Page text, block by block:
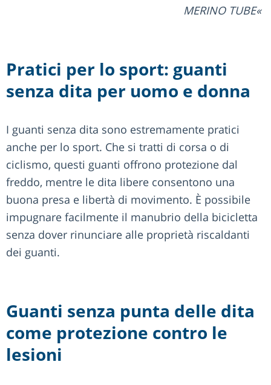
MERINO TUBE
Pratici per lo sport: guanti
senza dita per uomo e donna
I guanti senza dita sono estremamente pratici
anche per lo sport. Che si tratti di corsa o di
ciclismo, questi guanti offrono protezione dal
freddo, mentre le dita libere consentono una
buona presa e libertà di movimento. È possibile
impugnare facilmente il manubrio della bicicletta
senza dover rinunciare alle proprietà riscaldanti
dei guanti.
Guanti senza punta delle dita
come protezione contro le
lesioni